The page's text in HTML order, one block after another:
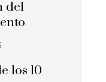
del
los 10